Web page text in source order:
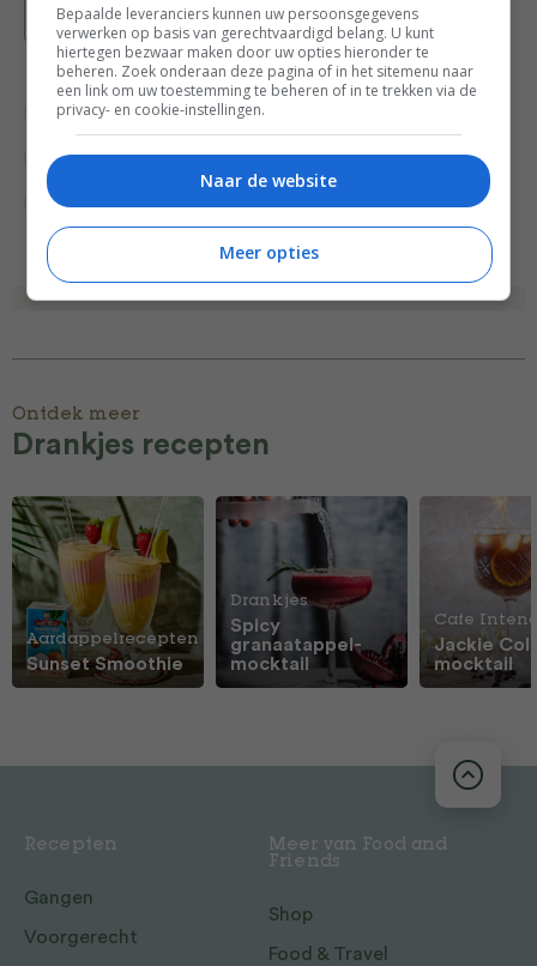
Bewaar recept
Drankjes Gangen
Recepten Seizoen Smoothies
Spinazie Superfood
Ontdek meer
Drankjes recepten
Aardappelrecepten
Sunset Smoothie
Drankjes
Spicy
granaatappel-
mocktail
Cafe
Jackie
mocktail
Bepaalde leveranciers kunnen uw persoonsgegevens
verwerken op basis van gerechtvaardigd belang. U kunt
hiertegen bezwaar maken door uw opties hieronder te
beheren. Zoek onderaan deze pagina of in het sitemenu naar
een link om uw toestemming te beheren of in te trekken via de
privacy- en cookie-instellingen.
Naar de website
Meer opties
Recepten
Gangen
Voorgerecht
Meer van Food and
Friends
Shop
Food & Travel